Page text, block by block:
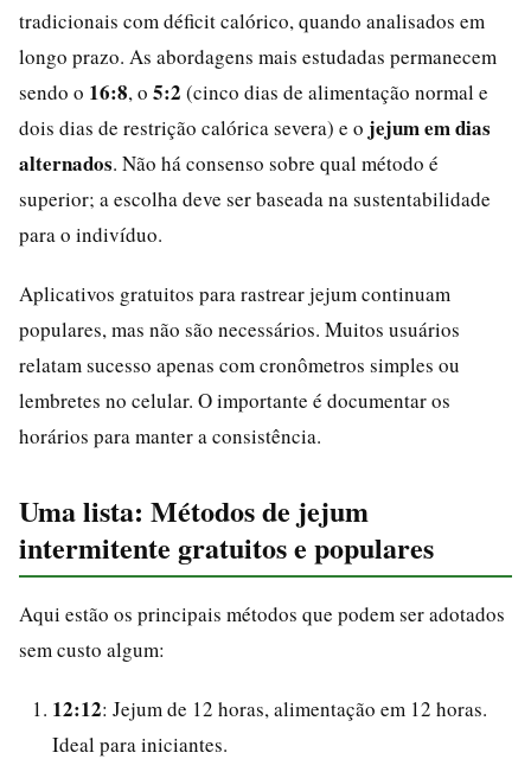
tradicionais com déficit calórico, quando analisados em
longo prazo. As abordagens mais estudadas permanecem
sendo o 16:8, o 5:2 (cinco dias de alimentação normal e
dois dias de restrição calórica severa) e o jejum em dias
alternados. Não há consenso sobre qual método é
superior; a escolha deve ser baseada na sustentabilidade
para o indivíduo.
Aplicativos gratuitos para rastrear jejum continuam
populares, mas não são necessários. Muitos usuários
relatam sucesso apenas com cronômetros simples ou
lembretes no celular. O importante é documentar os
horários para manter a consistência.
Uma lista: Métodos de jejum
intermitente gratuitos e populares
Aqui estão os principais métodos que podem ser adotados
sem custo algum:
12:12: Jejum de 12 horas, alimentação em 12 horas.
Ideal para iniciantes.